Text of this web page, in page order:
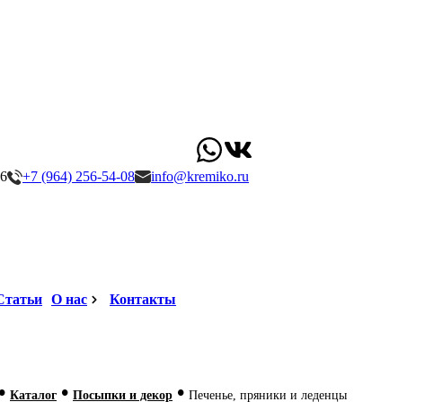
+7 (964) 256-54-08
info@kremiko.ru
О нас Контакты
• Каталог • Посыпки и декор • Печенье, пряники и леденцы